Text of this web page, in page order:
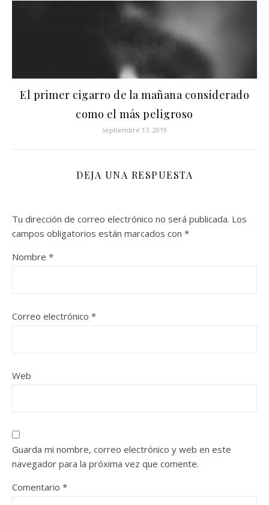
El primer cigarro de la mañana considerado
como el más peligroso
septiembre 17, 2019
DEJA UNA RESPUESTA
Tu dirección de correo electrónico no será publicada. Los
campos obligatorios están marcados con *
Nombre *
Correo electrónico *
Web
Guarda mi nombre, correo electrónico y web en este
navegador para la próxima vez que comente.
Comentario *